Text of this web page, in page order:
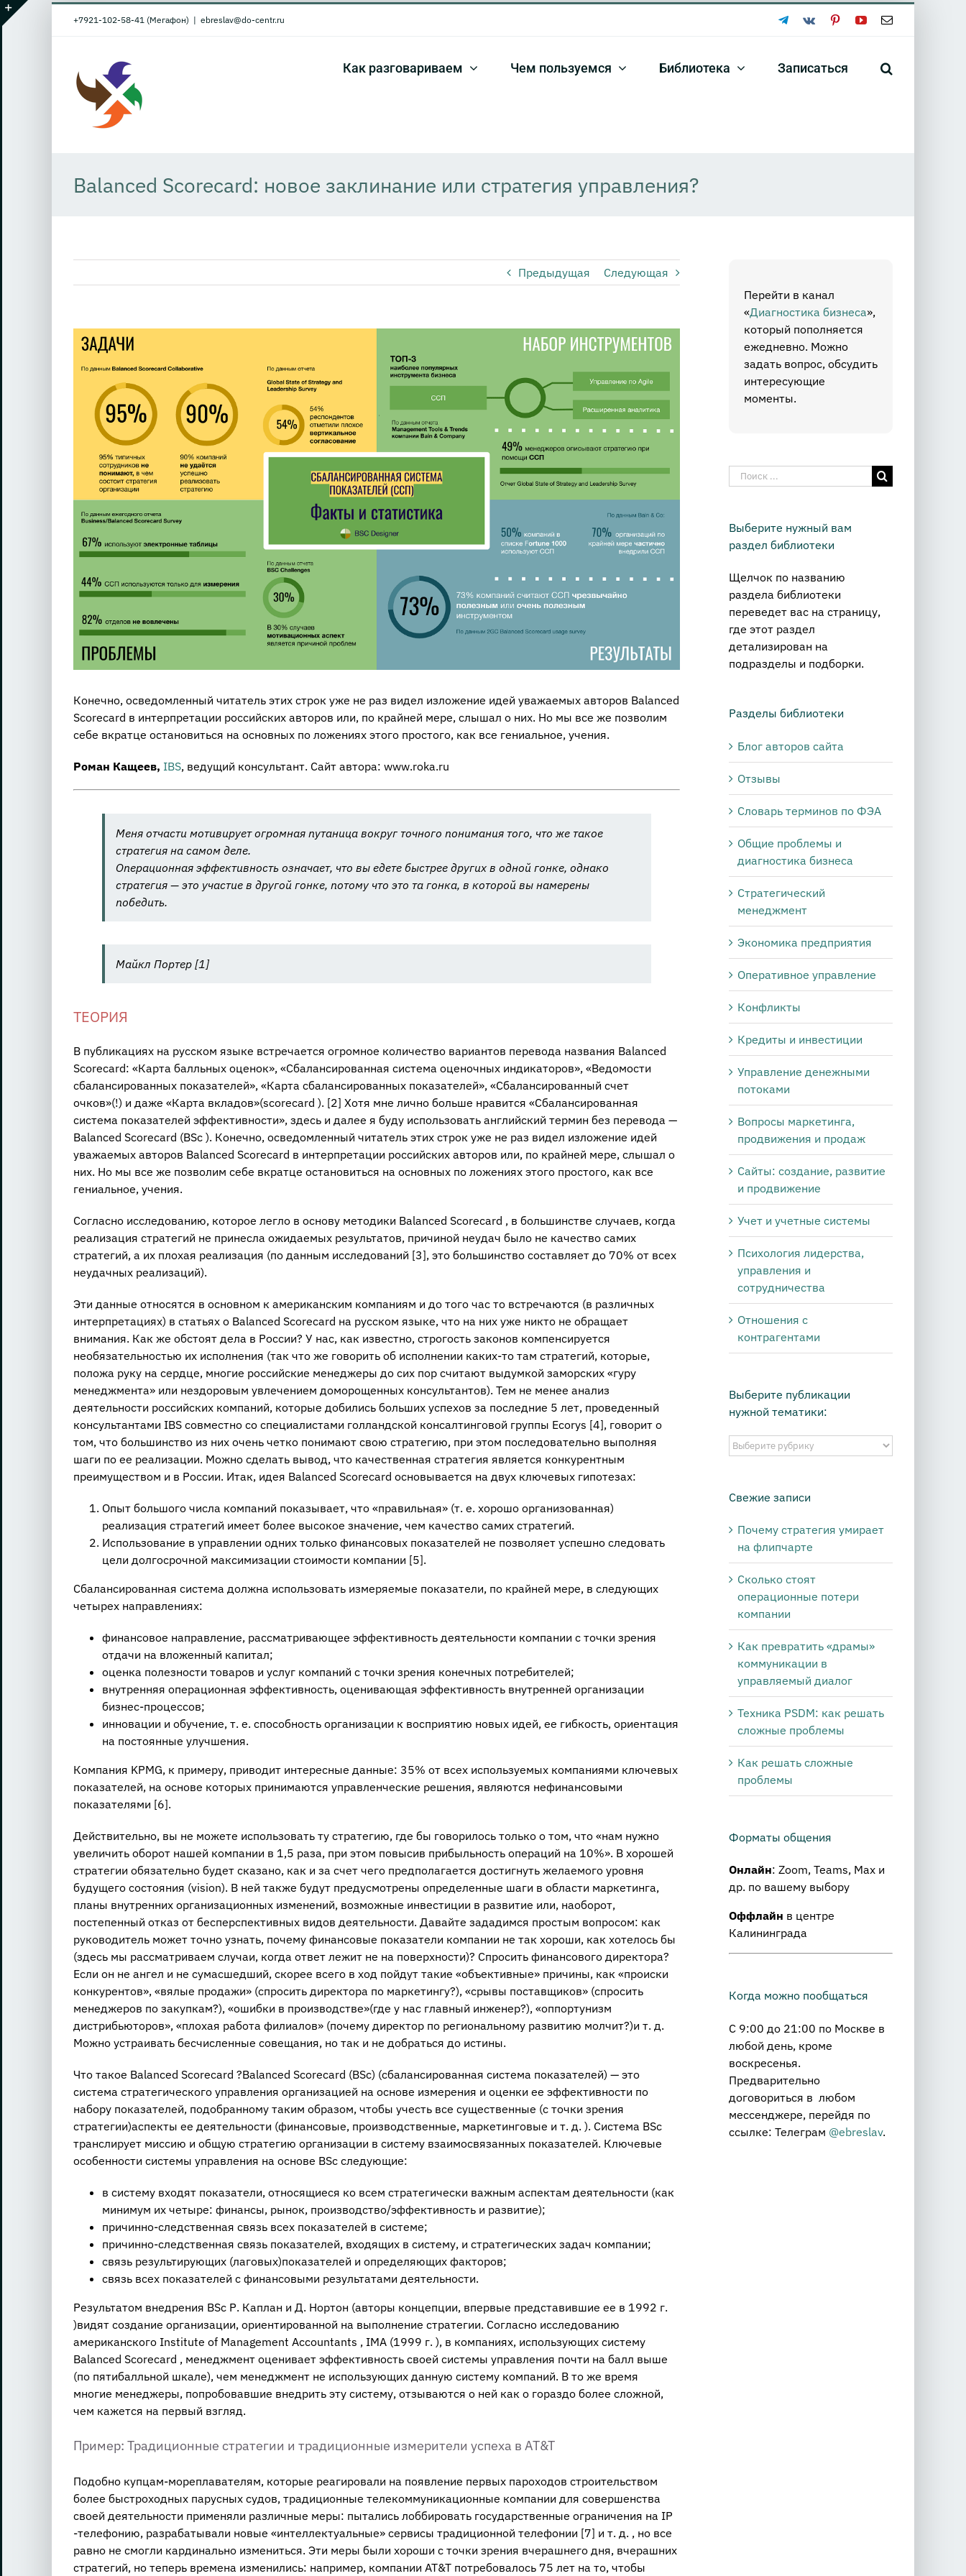
Skip
to
+7921-102-58-41 (Мегафон) | ebreslav@do-centr.ru Telegram
Vk PinterestYouTubeEmail
Как разговариваем Чем пользуемся Библиотека Записаться
Balanced Scorecard: новое заклинание или стратегия управления?
Предыдущая Следующая
View
Larger
Image
Конечно, осведомленный читатель этих строк уже не раз видел изложение идей уважаемых авторов Balanced
Scorecard в интерпретации российских авторов или, по крайней мере, слышал о них. Но мы все же позволим
себе вкратце остановиться на основных по ложениях этого простого, как все гениальное, учения.
Роман Кащеев, IBS, ведущий консультант. Сайт автора: www.roka.ru
Меня отчасти мотивирует огромная путаница вокруг точного понимания того, что же такое
стратегия на самом деле.
Операционная эффективность означает, что вы едете быстрее других в одной гонке, однако
стратегия — это участие в другой гонке, потому что это та гонка, в которой вы намерены
победить.
Майкл Портер [1]
ТЕОРИЯ
В публикациях на русском языке встречается огромное количество вариантов перевода названия Balanced
Scorecard: «Карта балльных оценок», «Сбалансированная система оценочных индикаторов», «Ведомости
сбалансированных показателей», «Карта сбалансированных показателей», «Сбалансированный счет
очков»(!) и даже «Карта вкладов»(scorecard ). [2] Хотя мне лично больше нравится «Сбалансированная
система показателей эффективности», здесь и далее я буду использовать английский термин без перевода —
Balanced Scorecard (BSc ). Конечно, осведомленный читатель этих строк уже не раз видел изложение идей
уважаемых авторов Balanced Scorecard в интерпретации российских авторов или, по крайней мере, слышал о
них. Но мы все же позволим себе вкратце остановиться на основных по ложениях этого простого, как все
гениальное, учения.
Согласно исследованию, которое легло в основу методики Balanced Scorecard , в большинстве случаев, когда
реализация стратегий не принесла ожидаемых результатов, причиной неудач было не качество самих
стратегий, а их плохая реализация (по данным исследований [3], это большинство составляет до 70% от всех
неудачных реализаций).
Эти данные относятся в основном к американским компаниям и до того час то встречаются (в различных
интерпретациях) в статьях о Balanced Scorecard на русском языке, что на них уже никто не обращает
внимания. Как же обстоят дела в России? У нас, как известно, строгость законов компенсируется
необязательностью их исполнения (так что же говорить об исполнении каких-то там стратегий, которые,
положа руку на сердце, многие российские менеджеры до сих пор считают выдумкой заморских «гуру
менеджмента» или нездоровым увлечением доморощенных консультантов). Тем не менее анализ
деятельности российских компаний, которые добились больших успехов за последние 5 лет, проведенный
консультантами IBS совместно со специалистами голландской консалтинговой группы Ecorys [4], говорит о
том, что большинство из них очень четко понимают свою стратегию, при этом последовательно выполняя
шаги по ее реализации. Можно сделать вывод, что качественная стратегия является конкурентным
преимуществом и в России. Итак, идея Balanced Scorecard основывается на двух ключевых гипотезах:
Опыт большого числа компаний показывает, что «правильная» (т. е. хорошо организованная)
реализация стратегий имеет более высокое значение, чем качество самих стратегий.
Использование в управлении одних только финансовых показателей не позволяет успешно следовать
цели долгосрочной максимизации стоимости компании [5].
Сбалансированная система должна использовать измеряемые показатели, по крайней мере, в следующих
четырех направлениях:
финансовое направление, рассматривающее эффективность деятельности компании с точки зрения
отдачи на вложенный капитал;
оценка полезности товаров и услуг компаний с точки зрения конечных потребителей;
внутренняя операционная эффективность, оценивающая эффективность внутренней организации
бизнес-процессов;
инновации и обучение, т. е. способность организации к восприятию новых идей, ее гибкость, ориентация
на постоянные улучшения.
Компания KPMG, к примеру, приводит интересные данные: 35% от всех используемых компаниями ключевых
показателей, на основе которых принимаются управленческие решения, являются нефинансовыми
показателями [6].
Действительно, вы не можете использовать ту стратегию, где бы говорилось только о том, что «нам нужно
увеличить оборот нашей компании в 1,5 раза, при этом повысив прибыльность операций на 10%». В хорошей
стратегии обязательно будет сказано, как и за счет чего предполагается достигнуть желаемого уровня
будущего состояния (vision). В ней также будут предусмотрены определенные шаги в области маркетинга,
планы внутренних организационных изменений, возможные инвестиции в развитие или, наоборот,
постепенный отказ от бесперспективных видов деятельности. Давайте зададимся простым вопросом: как
руководитель может точно узнать, почему финансовые показатели компании не так хороши, как хотелось бы
(здесь мы рассматриваем случаи, когда ответ лежит не на поверхности)? Спросить финансового директора?
Если он не ангел и не сумасшедший, скорее всего в ход пойдут такие «объективные» причины, как «происки
конкурентов», «вялые продажи» (спросить директора по маркетингу?), «срывы поставщиков» (спросить
менеджеров по закупкам?), «ошибки в производстве»(где у нас главный инженер?), «оппортунизм
дистрибьюторов», «плохая работа филиалов» (почему директор по региональному развитию молчит?)и т. д.
Можно устраивать бесчисленные совещания, но так и не добраться до истины.
Что такое Balanced Scorecard ?Balanced Scorecard (BSс) (сбалансированная система показателей) — это
система стратегического управления организацией на основе измерения и оценки ее эффективности по
набору показателей, подобранному таким образом, чтобы учесть все существенные (с точки зрения
стратегии)аспекты ее деятельности (финансовые, производственные, маркетинговые и т. д. ). Система BSс
транслирует миссию и общую стратегию организации в систему взаимосвязанных показателей. Ключевые
особенности системы управления на основе BSc следующие:
в систему входят показатели, относящиеся ко всем стратегически важным аспектам деятельности (как
минимум их четыре: финансы, рынок, производство/эффективность и развитие);
причинно-следственная связь всех показателей в системе;
причинно-следственная связь показателей, входящих в систему, и стратегических задач компании;
связь результирующих (лаговых)показателей и определяющих факторов;
связь всех показателей с финансовыми результатами деятельности.
Результатом внедрения BSc Р. Каплан и Д. Нортон (авторы концепции, впервые представившие ее в 1992 г.
)видят создание организации, ориентированной на выполнение стратегии. Согласно исследованию
американского Institute of Management Accountants , IMA (1999 г. ), в компаниях, использующих систему
Balanced Scorecard , менеджмент оценивает эффективность своей системы управления почти на балл выше
(по пятибалльной шкале), чем менеджмент не использующих данную систему компаний. В то же время
многие менеджеры, попробовавшие внедрить эту систему, отзываются о ней как о гораздо более сложной,
чем кажется на первый взгляд.
Пример: Традиционные стратегии и традиционные измерители успеха в AT&T
Подобно купцам-мореплавателям, которые реагировали на появление первых пароходов строительством
более быстроходных парусных судов, традиционные телекоммуникационные компании для совершенства
своей деятельности применяли различные меры: пытались лоббировать государственные ограничения на IP
-телефонию, разрабатывали новые «интеллектуальные» сервисы традиционной телефонии [7] и т. д. , но все
равно не смогли кардинально измениться. Эти меры были хороши с точки зрения вчерашнего дня, вчерашних
стратегий, но теперь времена изменились: например, компании AT&T потребовалось 75 лет на то, чтобы
Перейти в канал
«Диагностика бизнеса»,
который пополняется
ежедневно. Можно
задать вопрос, обсудить
интересующие
моменты.
Результат
поиска:
Выберите нужный вам
раздел библиотеки
Щелчок по названию
раздела библиотеки
переведет вас на страницу,
где этот раздел
детализирован на
подразделы и подборки.
Разделы библиотеки
Блог авторов сайта
Отзывы
Словарь терминов по ФЭА
Общие проблемы и
диагностика бизнеса
Стратегический
менеджмент
Экономика предприятия
Оперативное управление
Конфликты
Кредиты и инвестиции
Управление денежными
потоками
Вопросы маркетинга,
продвижения и продаж
Сайты: создание, развитие
и продвижение
Учет и учетные системы
Психология лидерства,
управления и
сотрудничества
Отношения с
контрагентами
Выберите публикации
нужной тематики:
Выберите
публикации
тематики:
Свежие записи
Почему стратегия умирает
на флипчарте
Сколько стоят
операционные потери
компании
Как превратить «драмы»
коммуникации в
управляемый диалог
Техника PSDM: как решать
сложные проблемы
Как решать сложные
проблемы
Форматы общения
Онлайн: Zoom, Teams, Max и
др. по вашему выбору
Оффлайн в центре
Калининграда
Когда можно пообщаться
С 9:00 до 21:00 по Москве в
любой день, кроме
воскресенья.
Предварительно
договориться в любом
мессенджере, перейдя по
ссылке: Телеграм @ebreslav.